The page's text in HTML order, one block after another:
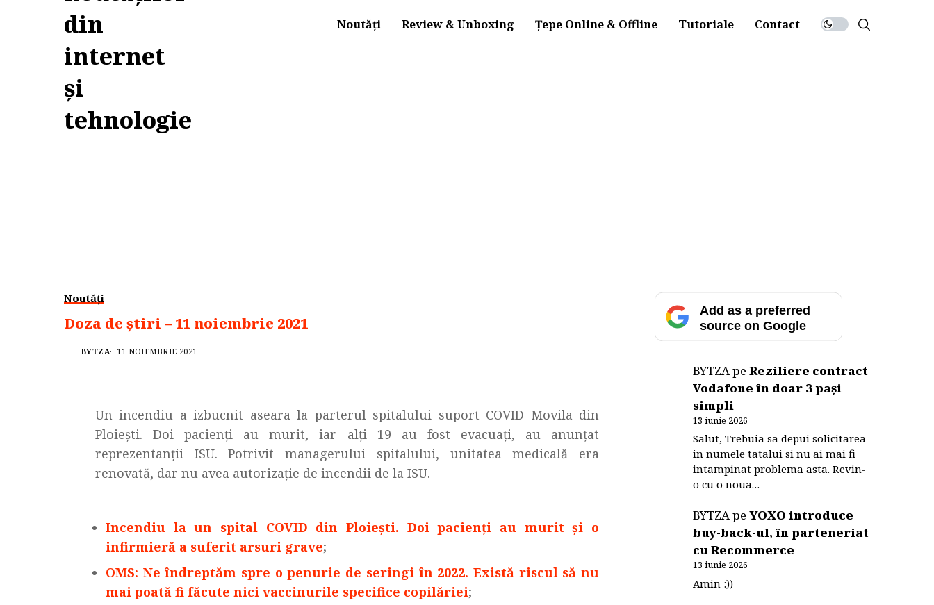
Noutăți Review & Unboxing Țepe Online & Offline Tutoriale Contact
Noutăți
Doza de știri – 11 noiembrie 2021
BYTZA 11 NOIEMBRIE 2021
Un incendiu a izbucnit aseara la parterul spitalului suport COVID Movila din
Ploiești. Doi pacienți au murit, iar alți 19 au fost evacuați, au anunțat
reprezentanții ISU. Potrivit managerului spitalului, unitatea medicală era
renovată, dar nu avea autorizație de incendii de la ISU.
Incendiu la un spital COVID din Ploiești. Doi pacienți au murit și o
infirmieră a suferit arsuri grave;
OMS: Ne îndreptăm spre o penurie de seringi în 2022. Există riscul să nu
mai poată fi făcute nici vaccinurile specifice copilăriei;
Add as a preferred
source on Google
BYTZApeReziliere contract
Vodafone în doar 3 pași
simpli
13 iunie 2026
Salut, Trebuia sa depui solicitarea
in numele tatalui si nu ai mai fi
intampinat problema asta. Revin-
o cu o noua…
BYTZApeYOXO introduce
buy-back-ul, în parteneriat
cu Recommerce
13 iunie 2026
Amin :))